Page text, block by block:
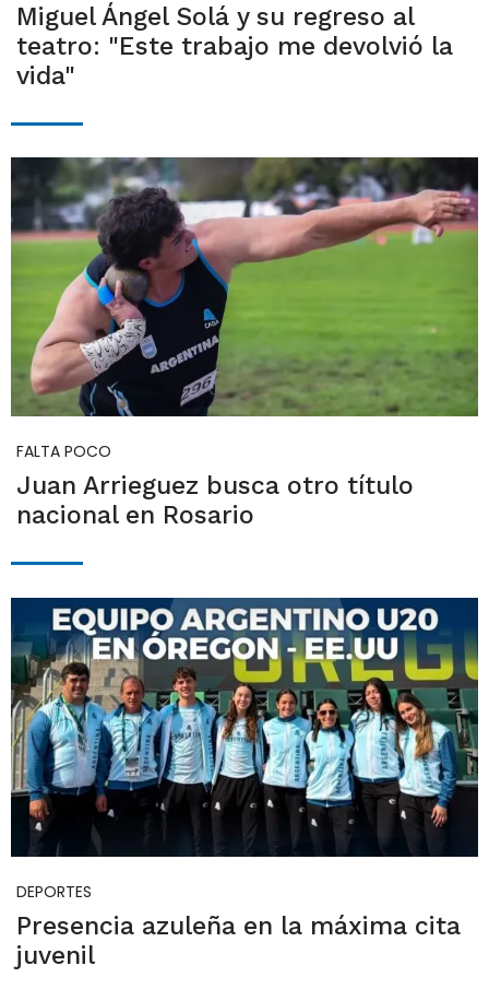
Miguel Ángel Solá y su regreso al
teatro: "Este trabajo me devolvió la
vida"
FALTA POCO
Juan Arrieguez busca otro título
nacional en Rosario
DEPORTES
Presencia azuleña en la máxima cita
juvenil